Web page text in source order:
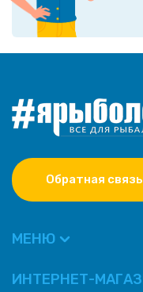
Обратная связь
МЕНЮ
ИНТЕРНЕТ-